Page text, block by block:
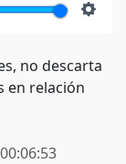
no descarta
en relación
00:06:53